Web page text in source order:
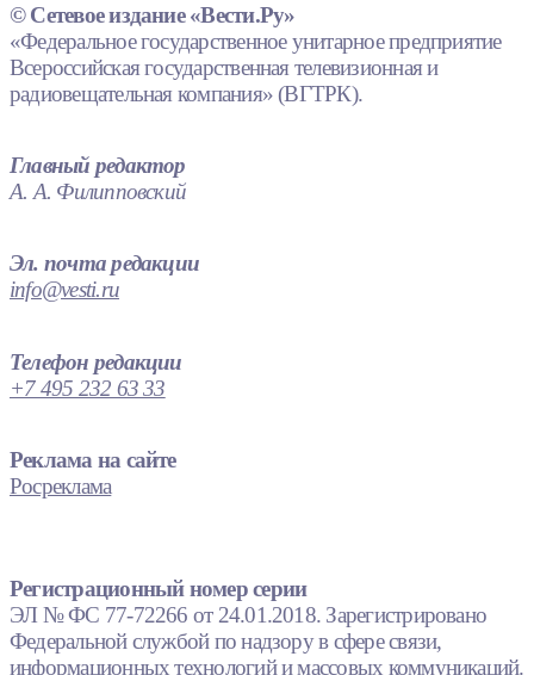
© Сетевое издание «Вести.Ру»
«Федеральное государственное унитарное предприятие
Всероссийская государственная телевизионная и
радиовещательная компания» (ВГТРК).
Главный редактор
А. А. Филипповский
Эл. почта редакции
info@vesti.ru
Телефон редакции
+7 495 232 63 33
Реклама на сайте
Росреклама
Регистрационный номер серии
ЭЛ № ФС 77-72266 от 24.01.2018. Зарегистрировано
Федеральной службой по надзору в сфере связи,
информационных технологий и массовых коммуникаций.